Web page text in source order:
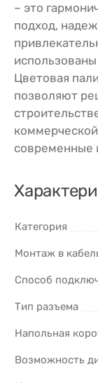
– это
подход,
Цветовая
позволяют
современные
Категория
Монтаж в
Способ
Тип разъема
Напольная
Возможность